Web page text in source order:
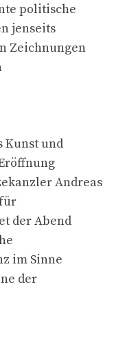
politische
jenseits
Zeichnungen
Kunst und
Andreas
der Abend
im Sinne
der